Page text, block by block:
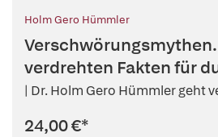
Holm Gero Hümmler
verdrehten Fakten für
| Dr. Holm Gero Hümmler geht
24,00 €*